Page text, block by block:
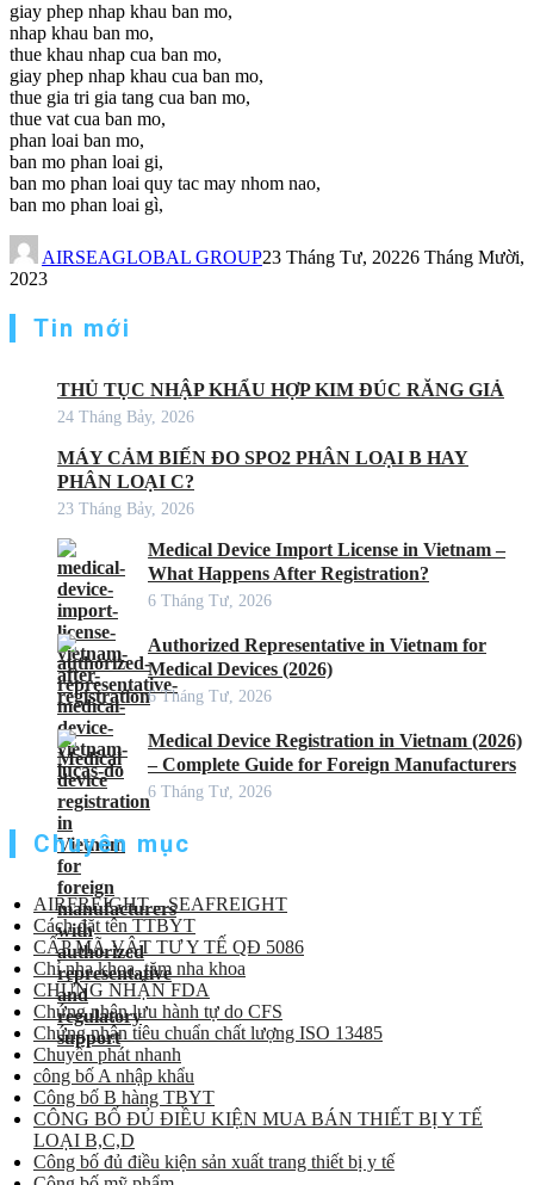
giay phep nhap khau ban mo,
nhap khau ban mo,
thue khau nhap cua ban mo,
giay phep nhap khau cua ban mo,
thue gia tri gia tang cua ban mo,
thue vat cua ban mo,
phan loai ban mo,
ban mo phan loai gi,
ban mo phan loai quy tac may nhom nao,
ban mo phan loai gì,
AIRSEAGLOBAL GROUP23 Tháng Tư, 20226 Tháng Mười,
2023
Tin mới
THỦ TỤC NHẬP KHẨU HỢP KIM ĐÚC RĂNG GIẢ
24 Tháng Bảy, 2026
MÁY CẢM BIẾN ĐO SPO2 PHÂN LOẠI B HAY
PHÂN LOẠI C?
23 Tháng Bảy, 2026
Medical Device Import License in Vietnam –
What Happens After Registration?
6 Tháng Tư, 2026
Authorized Representative in Vietnam for
Medical Devices (2026)
6 Tháng Tư, 2026
Medical Device Registration in Vietnam (2026)
– Complete Guide for Foreign Manufacturers
6 Tháng Tư, 2026
Chuyên mục
AIRFREIGHT – SEAFREIGHT
Cách đặt tên TTBYT
CẤP MÃ VẬT TƯ Y TẾ QĐ 5086
Chỉ nha khoa, tăm nha khoa
CHỨNG NHẬN FDA
Chứng nhận lưu hành tự do CFS
Chứng nhận tiêu chuẩn chất lượng ISO 13485
Chuyển phát nhanh
công bố A nhập khẩu
Công bố B hàng TBYT
CÔNG BỐ ĐỦ ĐIỀU KIỆN MUA BÁN THIẾT BỊ Y TẾ
LOẠI B,C,D
Công bố đủ điều kiện sản xuất trang thiết bị y tế